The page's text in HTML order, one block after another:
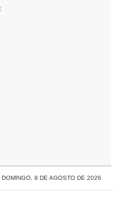
DOMINGO, 9 DE AGOSTO DE 2026